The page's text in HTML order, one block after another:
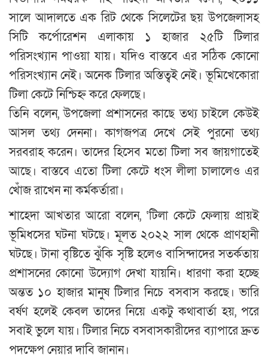
সালে আদালতে এক রিট থেকে সিলেটের ছয় উপজেলাসহ
সিটি কর্পোরেশন এলাকায় ১ হাজার ২৫টি টিলার
পরিসংখ্যান পাওয়া যায়। যদিও বাস্তবে এর সঠিক কোনো
পরিসংখ্যান নেই। অনেক টিলার অস্তিত্বই নেই। ভূমিখেকোরা
টিলা কেটে নিশ্চিহ্ন করে ফেলছে।
তিনি বলেন, উপজেলা প্রশাসনের কাছে তথ্য চাইলে কেউই
আসল তথ্য দেননা। কাগজপত্র দেখে সেই পুরনো তথ্য
সরবরাহ করেন। তাদের হিসেব মতো টিলা সব জায়গাতেই
আছে। বাস্তবে এতো টিলা কেটে ধংস লীলা চালালেও এর
খোঁজ রাখেন না কর্মকর্তারা।
শাহেদা আখতার আরো বলেন, ‘টিলা কেটে ফেলায় প্রায়ই
ভূমিধসের ঘটনা ঘটছে। মূলত ২০২২ সাল থেকে প্রাণহানী
ঘটছে। টানা বৃষ্টিতে ঝুঁকি সৃষ্টি হলেও বাসিন্দাদের সতর্কতায়
প্রশাসনের কোনো উদ্যোগ দেখা যায়নি। ধারণা করা হচ্ছে
অন্তত ১০ হাজার মানুষ টিলার নিচে বসবাস করছে। ভারি
বর্ষণ হলেই কেবল তাদের নিয়ে একটু কথাবার্তা হয়, পরে
সবাই ভুলে যায়। টিলার নিচে বসবাসকারীদের ব্যাপারে দ্রুত
পদক্ষেপ নেয়ার দাবি জানান।